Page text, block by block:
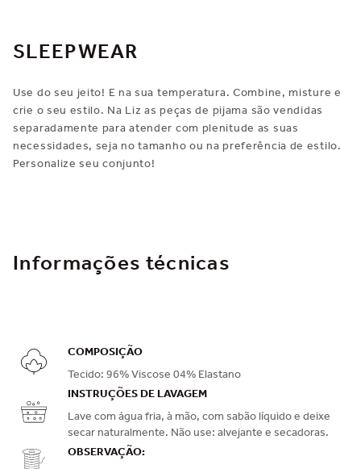
SLEEPWEAR
Use do seu jeito! E na sua temperatura. Combine, misture e
crie o seu estilo. Na Liz as peças de pijama são vendidas
separadamente para atender com plenitude as suas
necessidades, seja no tamanho ou na preferência de estilo.
Personalize seu conjunto!
Informações técnicas
COMPOSIÇÃO
Tecido: 96% Viscose 04% Elastano
INSTRUÇÕES DE LAVAGEM
Lave com água fria, à mão, com sabão líquido e deixe
secar naturalmente. Não use: alvejante e secadoras.
OBSERVAÇÃO: